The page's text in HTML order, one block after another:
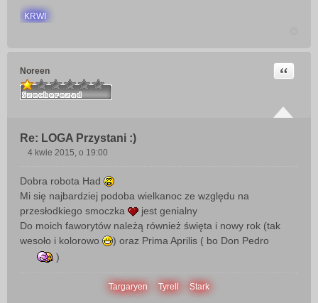
KRWI
Noreen
Re: LOGA Przystani :)
Cytuj
s
t
4 kwie 2015, o 19:00
Dobra robota Had
Mi się najbardziej podoba wielkanoc ze względu na
przesłodkiego smoczka
jest genialny
Do moich faworytów należą również święta i nowy rok (tak
wesoło i kolorowo
) oraz Prima Aprilis ( bo Don Pedro
)
Targaryen Tyrell Stark